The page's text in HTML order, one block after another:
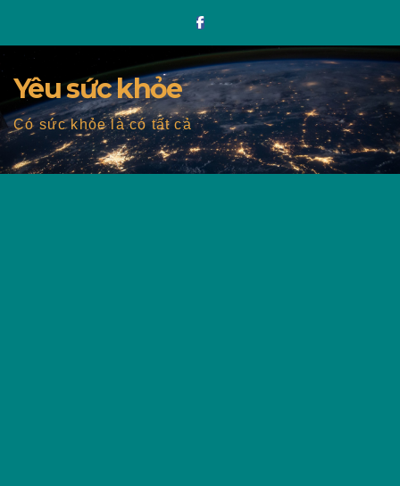
Yêu sức khỏe
Có sức khỏe là có tất cả